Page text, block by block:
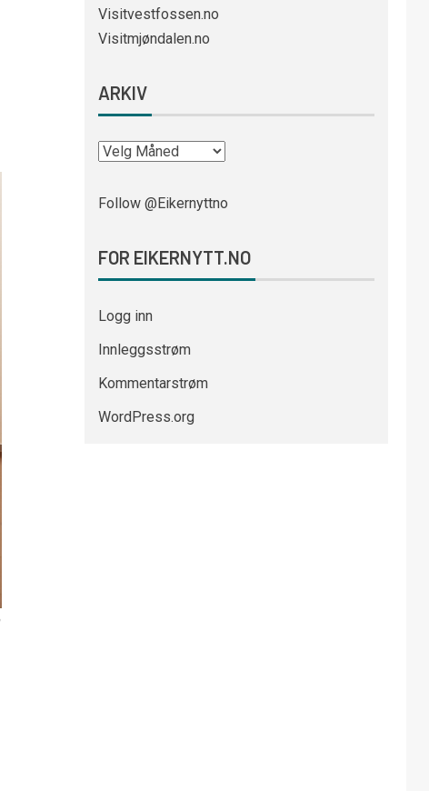
Visitvestfossen.no
Visitmjøndalen.no
ARKIV
Follow @Eikernyttno
FOR EIKERNYTT.NO
Logg inn
Innleggsstrøm
Kommentarstrøm
WordPress.org